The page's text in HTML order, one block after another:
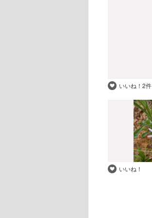
いいね！ 2件
いいね！